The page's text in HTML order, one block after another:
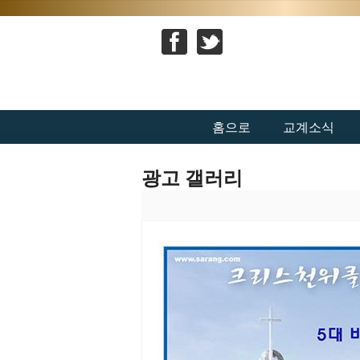
홈으로 교계소식
광고 갤러리